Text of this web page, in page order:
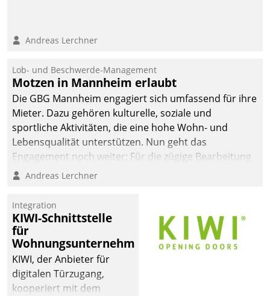
Andreas Lerchner
Lob- und Beschwerde-Management
Motzen in Mannheim erlaubt
Die GBG Mannheim engagiert sich umfassend für ihre
Mieter. Dazu gehören kulturelle, soziale und
sportliche Aktivitäten, die eine hohe Wohn- und
Lebensqualität unterstützen. Nun geht das
Engagement noch weiter: Für die zügige Bearbeitung
von Beschwerden – oder Lob – richtet das
und Beschwerde-Management einen eigenen Kanal
ein.
Andreas Lerchner
Integration
KIWI-Schnittstelle
für
Wohnungsunternehmen
KIWI, der Anbieter für
digitalen Türzugang,
kooperiert mit dem